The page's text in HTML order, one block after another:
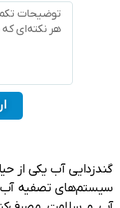
آب یکی از
تصفیه آب است.